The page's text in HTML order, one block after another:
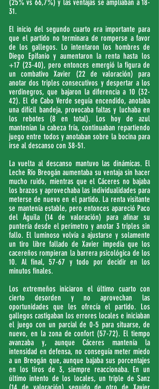
(25% vs 66,7%) y las ventajas se ampliaban a 18-
31.
El inicio del segundo cuarto era importante para
que el partido no terminara de romperse a favor
de los gallegos. Lo intentaron los hombres de
Diego Epifanio y aumentaron la renta hasta los
+17 (23-40), pero entonces emergió la figura de
un combativo Xavier (22 de valoración) para
anotar dos triples consecutivos y despertar a los
verdinegros, que bajaron la diferencia a 10 (32-
42). El de Cabo Verde seguía encendido, anotaba
una difícil bandeja, provocaba faltas y luchaba en
los rebotes (8 en total). Los hoy de azul
mantenían la cabeza fría, continuaban repartiendo
juego entre todos y anotaban sobre la bocina para
irse al descanso con 38-51.
La vuelta al descanso mantuvo las dinámicas. El
Leche Río Breogán aumentaba su ventaja sin hacer
mucho ruido, mientras que el Cáceres no bajaba
los brazos y aprovechaba las individualidades para
meterse de nuevo en el partido. La renta visitante
se mantenía estable, pero entonces apareció Paco
del Águila (14 de valoración) para afinar su
puntería desde el perímetro y anotar 3 triples sin
fallo. El luminoso volvía a ajustarse y solamente
un tiro libre fallado de Xavier impedía que los
cacereños rompieran la barrera psicológica de los
10. Al final, 57-67 y todo por decidir en los
minutos finales.
Los extremeños iniciaron el último cuarto con
cierto desorden y no aprovechan las
oportunidades que les ofrecía el partido. Los
gallegos castigaban los errores locales e iniciaban
el juego con un parcial de 0-5 para situarse, de
nuevo, en la zona de confort (57-72). El tiempo
avanzaba y, aunque Cáceres mantenía la
intensidad en defensa, no conseguía meter miedo
a un Breogán que, aunque bajaba sus porcentajes
en los tiros de 3, siempre reaccionaba. En un
último intento de los locales, un triple de Sanz